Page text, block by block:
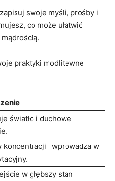
swoje myśli, prośby i
co może ułatwić
praktyki modlitewne⁣
światło i duchowe
koncentracji i wprowadza w
w głębszy stan